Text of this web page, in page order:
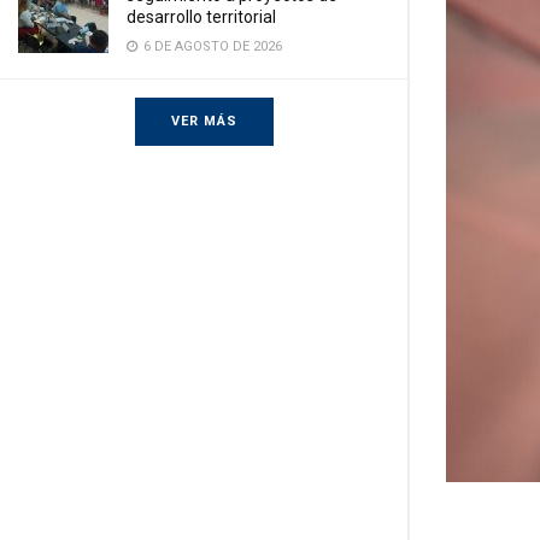
desarrollo territorial
6 DE AGOSTO DE 2026
VER MÁS